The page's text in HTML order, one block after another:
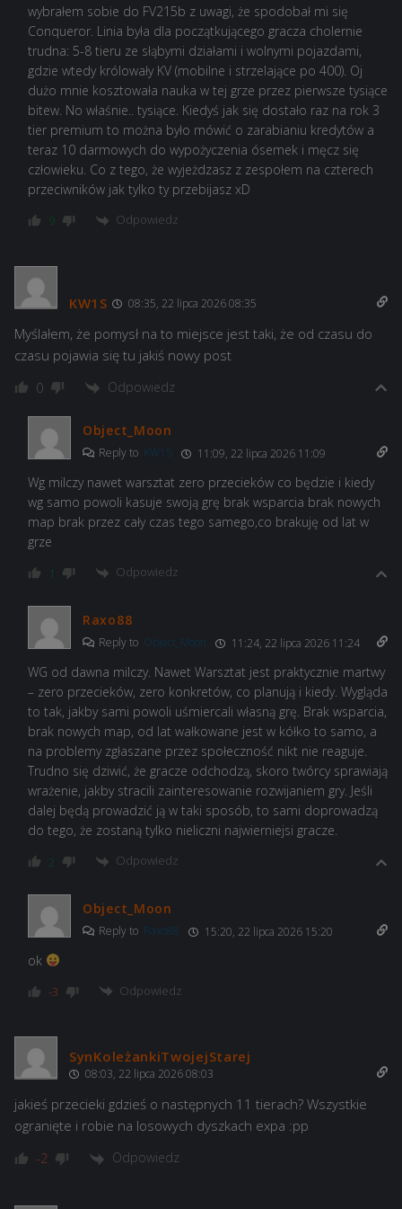
wybrałem sobie do FV215b z uwagi, że spodobał mi się
Conqueror. Linia była dla początkującego gracza cholernie
trudna: 5-8 tieru ze słąbymi działami i wolnymi pojazdami,
gdzie wtedy królowały KV (mobilne i strzelające po 400). Oj
dużo mnie kosztowała nauka w tej grze przez pierwsze tysiące
bitew. No właśnie.. tysiące. Kiedyś jak się dostało raz na rok 3
tier premium to można było mówić o zarabianiu kredytów a
teraz 10 darmowych do wypożyczenia ósemek i męcz się
człowieku. Co z tego, że wyjeżdzasz z zespołem na czterech
przeciwników jak tylko ty przebijasz xD
9 Odpowiedz
KW1S 08:35, 22 lipca 2026 08:35
Myślałem, że pomysł na to miejsce jest taki, że od czasu do
czasu pojawia się tu jakiś nowy post
0 Odpowiedz
Object_Moon
Reply to KW1S 11:09, 22 lipca 2026 11:09
Wg milczy nawet warsztat zero przecieków co będzie i kiedy
wg samo powoli kasuje swoją grę brak wsparcia brak nowych
map brak przez cały czas tego samego,co brakuję od lat w
grze
1 Odpowiedz
Raxo88
Reply to Object_Moon 11:24, 22 lipca 2026 11:24
WG od dawna milczy. Nawet Warsztat jest praktycznie martwy
– zero przecieków, zero konkretów, co planują i kiedy. Wygląda
to tak, jakby sami powoli uśmiercali własną grę. Brak wsparcia,
brak nowych map, od lat wałkowane jest w kółko to samo, a
na problemy zgłaszane przez społeczność nikt nie reaguje.
Trudno się dziwić, że gracze odchodzą, skoro twórcy sprawiają
wrażenie, jakby stracili zainteresowanie rozwijaniem gry. Jeśli
dalej będą prowadzić ją w taki sposób, to sami doprowadzą
do tego, że zostaną tylko nieliczni najwierniejsi gracze.
2 Odpowiedz
Object_Moon
Reply to Raxo88 15:20, 22 lipca 2026 15:20
ok
-3 Odpowiedz
SynKoleżankiTwojejStarej
08:03, 22 lipca 2026 08:03
jakieś przecieki gdzieś o następnych 11 tierach? Wszystkie
ogranięte i robie na losowych dyszkach expa :pp
-2 Odpowiedz